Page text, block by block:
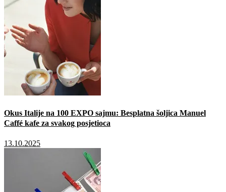
Okus Italije na 100 EXPO sajmu: Besplatna šoljica Manuel
Caffé kafe za svakog posjetioca
13.10.2025